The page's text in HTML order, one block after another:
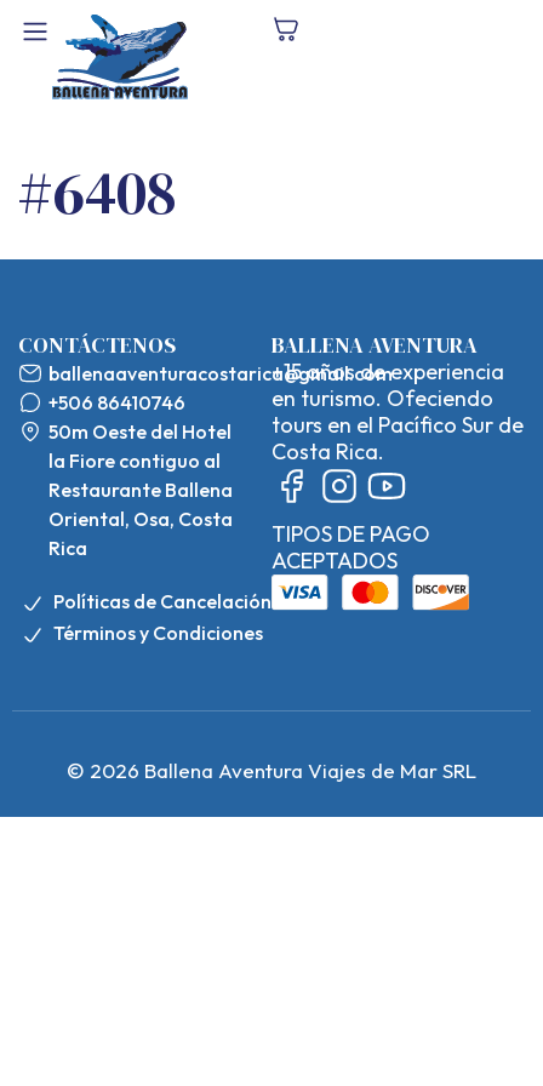
#6408
CONTÁCTENOS
ballenaaventuracostarica@gmail.com
+506 86410746
50m Oeste del Hotel
la Fiore contiguo al
Restaurante Ballena
Oriental, Osa, Costa
Rica
Políticas de Cancelación
Términos y Condiciones
BALLENA AVENTURA
+15 años de experiencia
en turismo. Ofeciendo
tours en el Pacífico Sur de
Costa Rica.
TIPOS DE PAGO
ACEPTADOS
© 2026 Ballena Aventura Viajes de Mar SRL